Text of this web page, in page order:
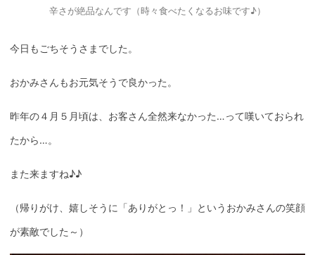
辛さが絶品なんです（時々食べたくなるお味です♪）
今日もごちそうさまでした。
おかみさんもお元気そうで良かった。
昨年の４月５月頃は、お客さん全然来なかった…って嘆いておられ
たから…。
また来ますね♪♪
（帰りがけ、嬉しそうに「ありがとっ！」というおかみさんの笑顔
が素敵でした～）